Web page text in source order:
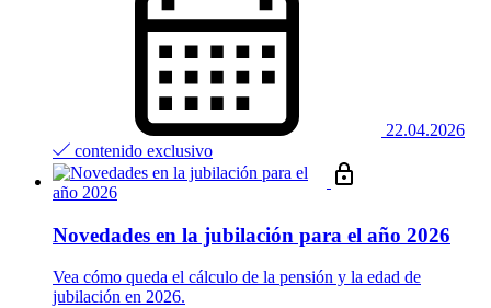
22.04.2026
contenido exclusivo
Novedades en la jubilación para el año 2026
Vea cómo queda el cálculo de la pensión y la edad de
jubilación en 2026.